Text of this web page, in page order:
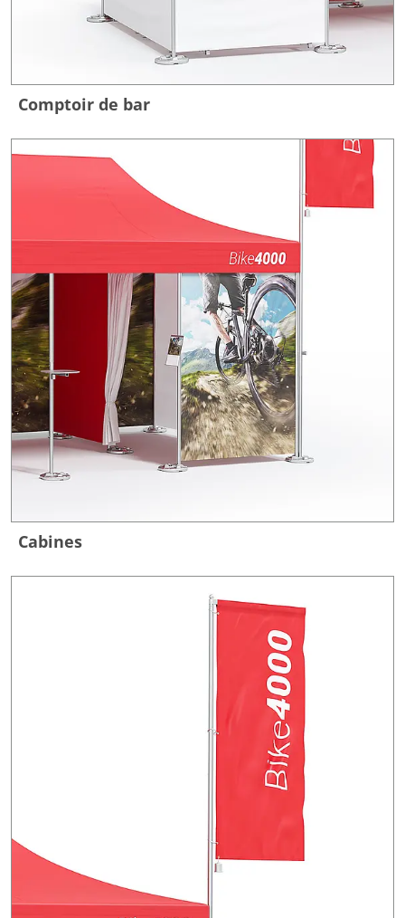
Comptoir de bar
Cabines